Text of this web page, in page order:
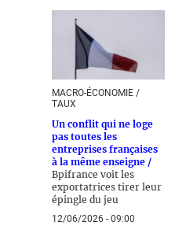
MACRO-ÉCONOMIE /
TAUX
Un conflit qui ne loge
pas toutes les
entreprises françaises
à la même enseigne /
Bpifrance voit les
exportatrices tirer leur
épingle du jeu
12/06/2026 - 09:00